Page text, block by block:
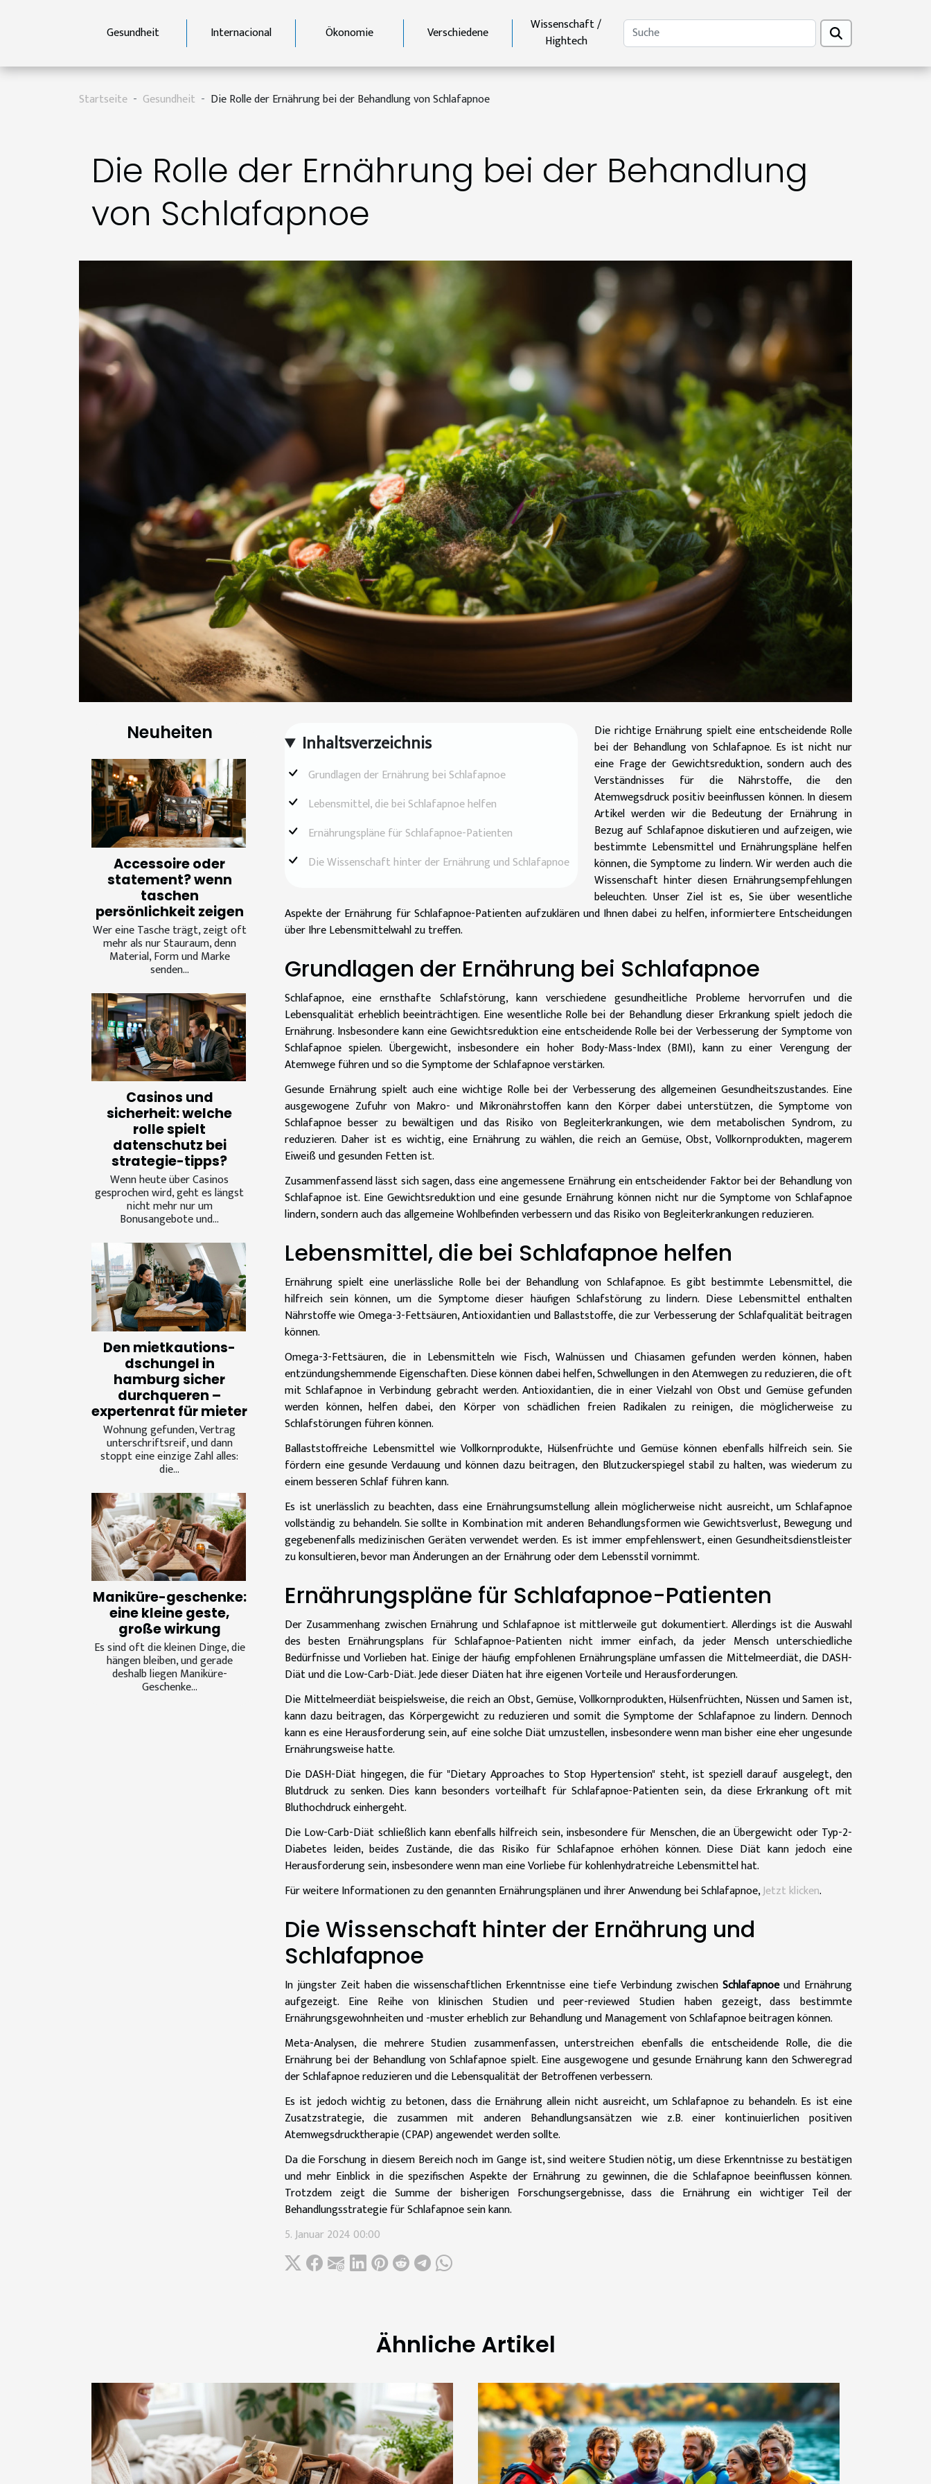
Gesundheit Internacional Ökonomie Verschiedene
Wissenschaft /
Hightech
Startseite Gesundheit Die Rolle der Ernährung bei der Behandlung von Schlafapnoe
Die Rolle der Ernährung bei der Behandlung
von Schlafapnoe
Neuheiten
Accessoire oder
statement? wenn
taschen
persönlichkeit zeigen
Wer eine Tasche trägt, zeigt oft
mehr als nur Stauraum, denn
Material, Form und Marke
senden...
Casinos und
sicherheit: welche
rolle spielt
datenschutz bei
strategie-tipps?
Wenn heute über Casinos
gesprochen wird, geht es längst
nicht mehr nur um
Bonusangebote und...
Den mietkautions-
dschungel in
hamburg sicher
durchqueren –
expertenrat für mieter
Wohnung gefunden, Vertrag
unterschriftsreif, und dann
stoppt eine einzige Zahl alles:
die...
Maniküre-geschenke:
eine kleine geste,
große wirkung
Es sind oft die kleinen Dinge, die
hängen bleiben, und gerade
deshalb liegen Maniküre-
Geschenke...
Inhaltsverzeichnis
Grundlagen der Ernährung bei Schlafapnoe
Lebensmittel, die bei Schlafapnoe helfen
Ernährungspläne für Schlafapnoe-Patienten
Die Wissenschaft hinter der Ernährung und Schlafapnoe
Die richtige Ernährung spielt eine entscheidende Rolle
bei der Behandlung von Schlafapnoe. Es ist nicht nur
eine Frage der Gewichtsreduktion, sondern auch des
Verständnisses für die Nährstoffe, die den
Atemwegsdruck positiv beeinflussen können. In diesem
Artikel werden wir die Bedeutung der Ernährung in
Bezug auf Schlafapnoe diskutieren und aufzeigen, wie
bestimmte Lebensmittel und Ernährungspläne helfen
können, die Symptome zu lindern. Wir werden auch die
Wissenschaft hinter diesen Ernährungsempfehlungen
beleuchten. Unser Ziel ist es, Sie über wesentliche
Aspekte der Ernährung für Schlafapnoe-Patienten aufzuklären und Ihnen dabei zu helfen, informiertere Entscheidungen
über Ihre Lebensmittelwahl zu treffen.
Grundlagen der Ernährung bei Schlafapnoe
Schlafapnoe, eine ernsthafte Schlafstörung, kann verschiedene gesundheitliche Probleme hervorrufen und die
Lebensqualität erheblich beeinträchtigen. Eine wesentliche Rolle bei der Behandlung dieser Erkrankung spielt jedoch die
Ernährung. Insbesondere kann eine Gewichtsreduktion eine entscheidende Rolle bei der Verbesserung der Symptome von
Schlafapnoe spielen. Übergewicht, insbesondere ein hoher Body-Mass-Index (BMI), kann zu einer Verengung der
Atemwege führen und so die Symptome der Schlafapnoe verstärken.
Gesunde Ernährung spielt auch eine wichtige Rolle bei der Verbesserung des allgemeinen Gesundheitszustandes. Eine
ausgewogene Zufuhr von Makro- und Mikronährstoffen kann den Körper dabei unterstützen, die Symptome von
Schlafapnoe besser zu bewältigen und das Risiko von Begleiterkrankungen, wie dem metabolischen Syndrom, zu
reduzieren. Daher ist es wichtig, eine Ernährung zu wählen, die reich an Gemüse, Obst, Vollkornprodukten, magerem
Eiweiß und gesunden Fetten ist.
Zusammenfassend lässt sich sagen, dass eine angemessene Ernährung ein entscheidender Faktor bei der Behandlung von
Schlafapnoe ist. Eine Gewichtsreduktion und eine gesunde Ernährung können nicht nur die Symptome von Schlafapnoe
lindern, sondern auch das allgemeine Wohlbefinden verbessern und das Risiko von Begleiterkrankungen reduzieren.
Lebensmittel, die bei Schlafapnoe helfen
Ernährung spielt eine unerlässliche Rolle bei der Behandlung von Schlafapnoe. Es gibt bestimmte Lebensmittel, die
hilfreich sein können, um die Symptome dieser häufigen Schlafstörung zu lindern. Diese Lebensmittel enthalten
Nährstoffe wie Omega-3-Fettsäuren, Antioxidantien und Ballaststoffe, die zur Verbesserung der Schlafqualität beitragen
können.
Omega-3-Fettsäuren, die in Lebensmitteln wie Fisch, Walnüssen und Chiasamen gefunden werden können, haben
entzündungshemmende Eigenschaften. Diese können dabei helfen, Schwellungen in den Atemwegen zu reduzieren, die oft
mit Schlafapnoe in Verbindung gebracht werden. Antioxidantien, die in einer Vielzahl von Obst und Gemüse gefunden
werden können, helfen dabei, den Körper von schädlichen freien Radikalen zu reinigen, die möglicherweise zu
Schlafstörungen führen können.
Ballaststoffreiche Lebensmittel wie Vollkornprodukte, Hülsenfrüchte und Gemüse können ebenfalls hilfreich sein. Sie
fördern eine gesunde Verdauung und können dazu beitragen, den Blutzuckerspiegel stabil zu halten, was wiederum zu
einem besseren Schlaf führen kann.
Es ist unerlässlich zu beachten, dass eine Ernährungsumstellung allein möglicherweise nicht ausreicht, um Schlafapnoe
vollständig zu behandeln. Sie sollte in Kombination mit anderen Behandlungsformen wie Gewichtsverlust, Bewegung und
gegebenenfalls medizinischen Geräten verwendet werden. Es ist immer empfehlenswert, einen Gesundheitsdienstleister
zu konsultieren, bevor man Änderungen an der Ernährung oder dem Lebensstil vornimmt.
Ernährungspläne für Schlafapnoe-Patienten
Der Zusammenhang zwischen Ernährung und Schlafapnoe ist mittlerweile gut dokumentiert. Allerdings ist die Auswahl
des besten Ernährungsplans für Schlafapnoe-Patienten nicht immer einfach, da jeder Mensch unterschiedliche
Bedürfnisse und Vorlieben hat. Einige der häufig empfohlenen Ernährungspläne umfassen die Mittelmeerdiät, die DASH-
Diät und die Low-Carb-Diät. Jede dieser Diäten hat ihre eigenen Vorteile und Herausforderungen.
Die Mittelmeerdiät beispielsweise, die reich an Obst, Gemüse, Vollkornprodukten, Hülsenfrüchten, Nüssen und Samen ist,
kann dazu beitragen, das Körpergewicht zu reduzieren und somit die Symptome der Schlafapnoe zu lindern. Dennoch
kann es eine Herausforderung sein, auf eine solche Diät umzustellen, insbesondere wenn man bisher eine eher ungesunde
Ernährungsweise hatte.
Die DASH-Diät hingegen, die für "Dietary Approaches to Stop Hypertension" steht, ist speziell darauf ausgelegt, den
Blutdruck zu senken. Dies kann besonders vorteilhaft für Schlafapnoe-Patienten sein, da diese Erkrankung oft mit
Bluthochdruck einhergeht.
Die Low-Carb-Diät schließlich kann ebenfalls hilfreich sein, insbesondere für Menschen, die an Übergewicht oder Typ-2-
Diabetes leiden, beides Zustände, die das Risiko für Schlafapnoe erhöhen können. Diese Diät kann jedoch eine
Herausforderung sein, insbesondere wenn man eine Vorliebe für kohlenhydratreiche Lebensmittel hat.
Für weitere Informationen zu den genannten Ernährungsplänen und ihrer Anwendung bei Schlafapnoe,Jetzt klicken.
Die Wissenschaft hinter der Ernährung und
Schlafapnoe
In jüngster Zeit haben die wissenschaftlichen Erkenntnisse eine tiefe Verbindung zwischenSchlafapnoeund Ernährung
aufgezeigt. Eine Reihe von klinischen Studien und peer-reviewed Studien haben gezeigt, dass bestimmte
Ernährungsgewohnheiten und -muster erheblich zur Behandlung und Management von Schlafapnoe beitragen können.
Meta-Analysen, die mehrere Studien zusammenfassen, unterstreichen ebenfalls die entscheidende Rolle, die die
Ernährung bei der Behandlung von Schlafapnoe spielt. Eine ausgewogene und gesunde Ernährung kann den Schweregrad
der Schlafapnoe reduzieren und die Lebensqualität der Betroffenen verbessern.
Es ist jedoch wichtig zu betonen, dass die Ernährung allein nicht ausreicht, um Schlafapnoe zu behandeln. Es ist eine
Zusatzstrategie, die zusammen mit anderen Behandlungsansätzen wie z.B. einer kontinuierlichen positiven
Atemwegsdrucktherapie (CPAP) angewendet werden sollte.
Da die Forschung in diesem Bereich noch im Gange ist, sind weitere Studien nötig, um diese Erkenntnisse zu bestätigen
und mehr Einblick in die spezifischen Aspekte der Ernährung zu gewinnen, die die Schlafapnoe beeinflussen können.
Trotzdem zeigt die Summe der bisherigen Forschungsergebnisse, dass die Ernährung ein wichtiger Teil der
Behandlungsstrategie für Schlafapnoe sein kann.
5. Januar 2024 00:00
Ähnliche Artikel